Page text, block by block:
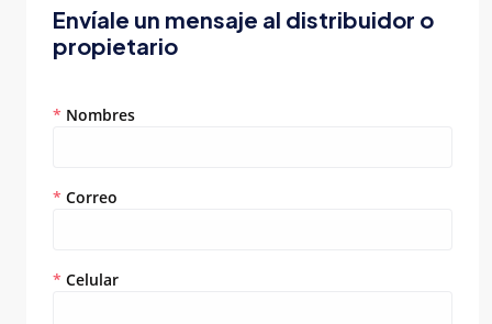
Envíale un mensaje al distribuidor o
propietario
* Nombres
* Correo
* Celular